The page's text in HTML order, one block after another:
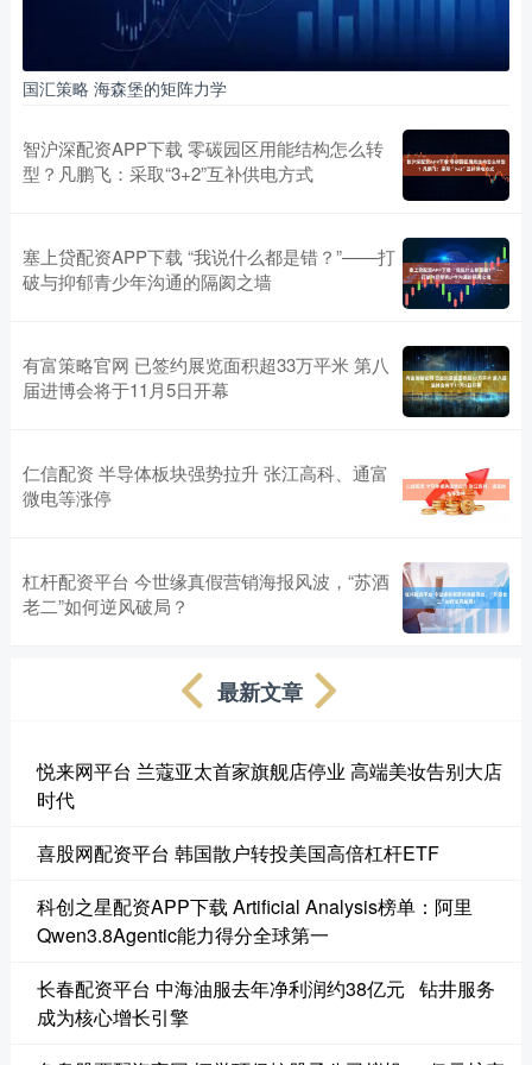
国汇策略 海森堡的矩阵力学
智沪深配资APP下载 零碳园区用能结构怎么转
型？凡鹏飞：采取“3+2”互补供电方式
塞上贷配资APP下载 “我说什么都是错？”——打
破与抑郁青少年沟通的隔阂之墙
有富策略官网 已签约展览面积超33万平米 第八
届进博会将于11月5日开幕
仁信配资 半导体板块强势拉升 张江高科、通富
微电等涨停
杠杆配资平台 今世缘真假营销海报风波，“苏酒
老二”如何逆风破局？
最新文章
悦来网平台 兰蔻亚太首家旗舰店停业 高端美妆告别大店
时代
喜股网配资平台 韩国散户转投美国高倍杠杆ETF
科创之星配资APP下载 Artificial Analysis榜单：阿里
Qwen3.8Agentic能力得分全球第一
长春配资平台 中海油服去年净利润约38亿元 钻井服务
成为核心增长引擎